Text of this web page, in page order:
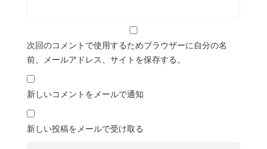
次回のコメントで使用するためブラウザーに自分の名
前、メールアドレス、サイトを保存する。
新しいコメントをメールで通知
新しい投稿をメールで受け取る